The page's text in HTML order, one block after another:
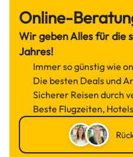
Online-
Wir geben Alles für die
Jahres!
Immer so günstig wie
Die besten Deals und
Sicherer Reisen durch
Beste Flugzeiten,